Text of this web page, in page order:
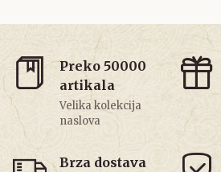
Preko 50000
artikala
Velika kolekcija
naslova
Brza dostava